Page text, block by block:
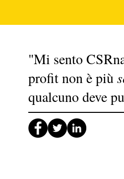
"Mi sento
profit non è più
qualcuno deve